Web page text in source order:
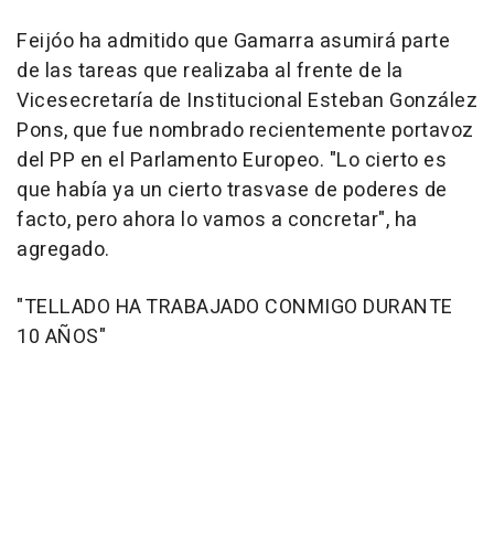
Feijóo ha admitido que Gamarra asumirá parte
de las tareas que realizaba al frente de la
Vicesecretaría de Institucional Esteban González
Pons, que fue nombrado recientemente portavoz
del PP en el Parlamento Europeo. "Lo cierto es
que había ya un cierto trasvase de poderes de
facto, pero ahora lo vamos a concretar", ha
agregado.
"TELLADO HA TRABAJADO CONMIGO DURANTE
10 AÑOS"